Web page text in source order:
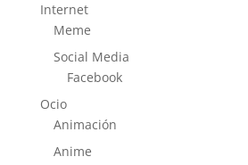
Internet
Meme
Social Media
Facebook
Ocio
Animación
Anime